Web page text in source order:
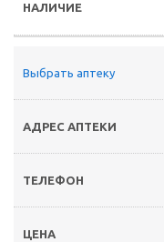
Выбрать аптеку